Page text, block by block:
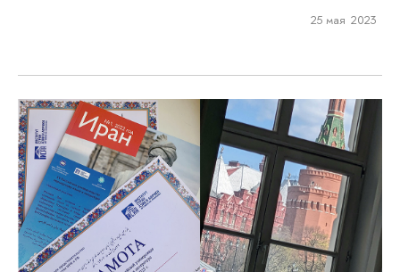
25 мая 2023